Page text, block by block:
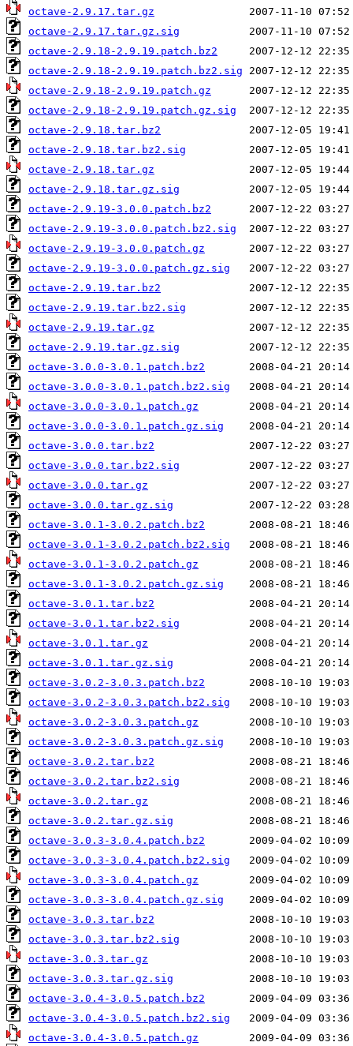
octave-2.9.17.tar.gz
octave-2.9.17.tar.gz.sig
octave-2.9.18-2.9.19.patch.bz2
octave-2.9.18-2.9.19.patch.bz2.sig
octave-2.9.18-2.9.19.patch.gz
octave-2.9.18-2.9.19.patch.gz.sig
octave-2.9.18.tar.bz2
octave-2.9.18.tar.bz2.sig
octave-2.9.18.tar.gz
octave-2.9.18.tar.gz.sig
octave-2.9.19-3.0.0.patch.bz2
octave-2.9.19-3.0.0.patch.bz2.sig
octave-2.9.19-3.0.0.patch.gz
octave-2.9.19-3.0.0.patch.gz.sig
octave-2.9.19.tar.bz2
octave-2.9.19.tar.bz2.sig
octave-2.9.19.tar.gz
octave-2.9.19.tar.gz.sig
octave-3.0.0-3.0.1.patch.bz2
octave-3.0.0-3.0.1.patch.bz2.sig
octave-3.0.0-3.0.1.patch.gz
octave-3.0.0-3.0.1.patch.gz.sig
octave-3.0.0.tar.bz2
octave-3.0.0.tar.bz2.sig
octave-3.0.0.tar.gz
octave-3.0.0.tar.gz.sig
octave-3.0.1-3.0.2.patch.bz2
octave-3.0.1-3.0.2.patch.bz2.sig
octave-3.0.1-3.0.2.patch.gz
octave-3.0.1-3.0.2.patch.gz.sig
octave-3.0.1.tar.bz2
octave-3.0.1.tar.bz2.sig
octave-3.0.1.tar.gz
octave-3.0.1.tar.gz.sig
octave-3.0.2-3.0.3.patch.bz2
octave-3.0.2-3.0.3.patch.bz2.sig
octave-3.0.2-3.0.3.patch.gz
octave-3.0.2-3.0.3.patch.gz.sig
octave-3.0.2.tar.bz2
octave-3.0.2.tar.bz2.sig
octave-3.0.2.tar.gz
octave-3.0.2.tar.gz.sig
octave-3.0.3-3.0.4.patch.bz2
octave-3.0.3-3.0.4.patch.bz2.sig
octave-3.0.3-3.0.4.patch.gz
octave-3.0.3-3.0.4.patch.gz.sig
octave-3.0.3.tar.bz2
octave-3.0.3.tar.bz2.sig
octave-3.0.3.tar.gz
octave-3.0.3.tar.gz.sig
octave-3.0.4-3.0.5.patch.bz2
octave-3.0.4-3.0.5.patch.bz2.sig
octave-3.0.4-3.0.5.patch.gz